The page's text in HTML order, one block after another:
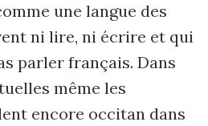
une langue des
ni lire, ni écrire et qui
parler français. Dans
même les
encore occitan dans